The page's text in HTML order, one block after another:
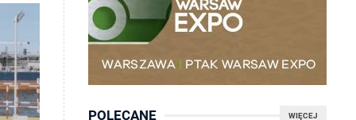
WIĘCEJ
POLECANE